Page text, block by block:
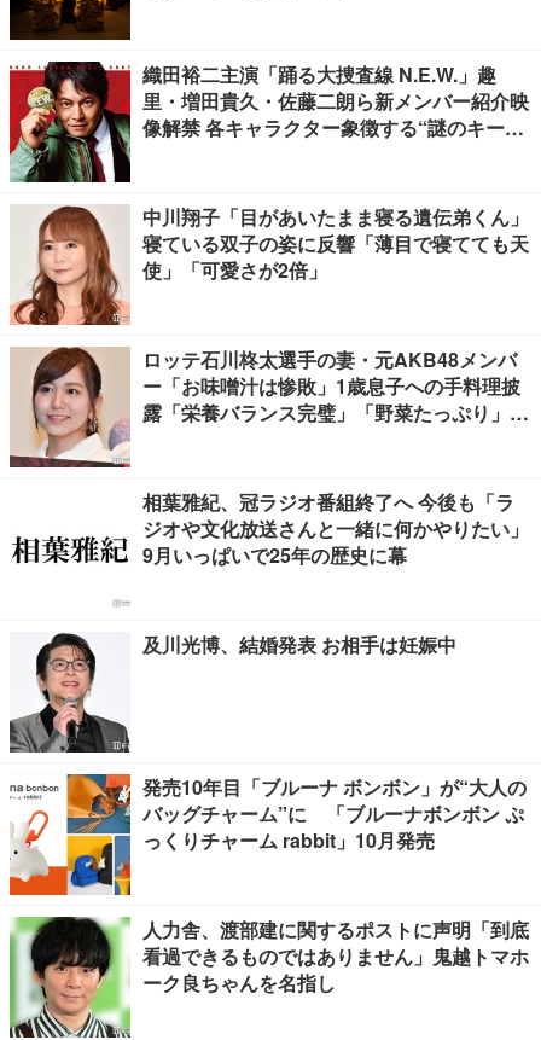
織田裕二主演「踊る大捜査線 N.E.W.」趣
里・増田貴久・佐藤二朗ら新メンバー紹介映
像解禁 各キャラクター象徴する“謎のキーワ
中川翔子「目があいたまま寝る遺伝弟くん」
寝ている双子の姿に反響「薄目で寝てても天
使」「可愛さが2倍」
ロッテ石川柊太選手の妻・元AKB48メンバ
ー「お味噌汁は惨敗」1歳息子への手料理披
露「栄養バランス完璧」「野菜たっぷり」の
相葉雅紀、冠ラジオ番組終了へ 今後も「ラ
ジオや文化放送さんと一緒に何かやりたい」
9月いっぱいで25年の歴史に幕
及川光博、結婚発表 お相手は妊娠中
発売10年目「ブルーナ ボンボン」が“大人の
バッグチャーム”に 「ブルーナボンボン ぷ
っくりチャーム rabbit」10月発売
人力舎、渡部建に関するポストに声明「到底
看過できるものではありません」鬼越トマホ
ーク良ちゃんを名指し